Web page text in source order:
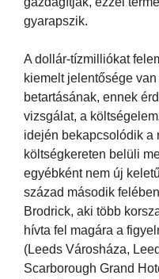
gyarapszik.
A dollár-tízmilliókat
kiemelt jelentősége
betartásának, ennek
vizsgálat, a
idején bekapcsolódik a
költségkereten belüli
egyébként nem új
század második
Brodrick, aki több
hívta fel magára a
(Leeds Városháza,
Scarborough Grand